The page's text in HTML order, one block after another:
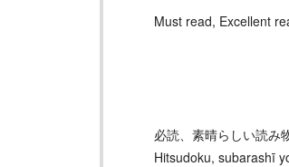
Must read, Excellent
必読、素晴らしい読み
Hitsudoku, subarashī